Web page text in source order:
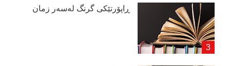
ڕاپۆرتێكی گرنگ لەسەر زمان